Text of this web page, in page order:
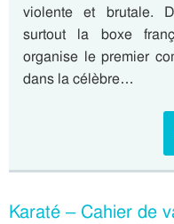
violente et brutale.
surtout la boxe
organise le premier
dans la célèbre…
Karaté – Cahier de